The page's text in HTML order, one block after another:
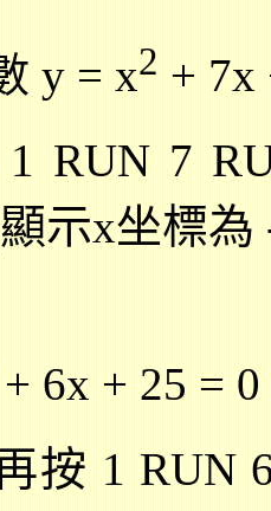
y = x2 +
1 RUN 7
示x坐標為
+ 6x + 25 = 0
按 1 RUN